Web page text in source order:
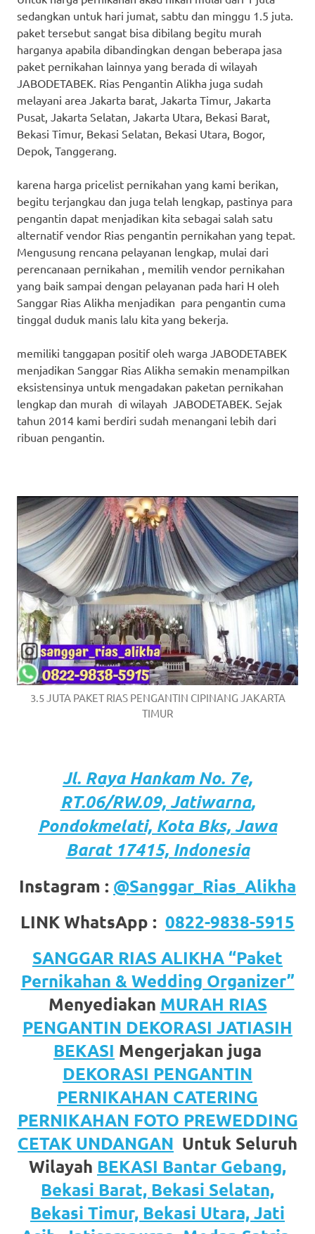
sedangkan untuk hari jumat, sabtu dan minggu 1.5 juta.
paket tersebut sangat bisa dibilang begitu murah
harganya apabila dibandingkan dengan beberapa jasa
paket pernikahan lainnya yang berada di wilayah
JABODETABEK. Rias Pengantin Alikha juga sudah
melayani area Jakarta barat, Jakarta Timur, Jakarta
Pusat, Jakarta Selatan, Jakarta Utara, Bekasi Barat,
Bekasi Timur, Bekasi Selatan, Bekasi Utara, Bogor,
Depok, Tanggerang.
karena harga pricelist pernikahan yang kami berikan,
begitu terjangkau dan juga telah lengkap, pastinya para
pengantin dapat menjadikan kita sebagai salah satu
alternatif vendor Rias pengantin pernikahan yang tepat.
Mengusung rencana pelayanan lengkap, mulai dari
perencanaan pernikahan , memilih vendor pernikahan
yang baik sampai dengan pelayanan pada hari H oleh
Sanggar Rias Alikha menjadikan para pengantin cuma
tinggal duduk manis lalu kita yang bekerja.
memiliki tanggapan positif oleh warga JABODETABEK
menjadikan Sanggar Rias Alikha semakin menampilkan
eksistensinya untuk mengadakan paketan pernikahan
lengkap dan murah di wilayah JABODETABEK. Sejak
tahun 2014 kami berdiri sudah menangani lebih dari
ribuan pengantin.
3.5 JUTA PAKET RIAS PENGANTIN CIPINANG JAKARTA
TIMUR
Jl. Raya HankamNo. 7e,
RT.06/RW.09, Jatiwarna,
Pondokmelati, KotaBks, Jawa
Barat 17415, Indonesia
Instagram : @Sanggar_Rias_Alikha
LINK WhatsApp : 0822-9838-5915
SANGGAR RIAS ALIKHA “Paket
Pernikahan & Wedding Organizer”
Menyediakan MURAH RIAS
PENGANTIN DEKORASI JATIASIH
BEKASI Mengerjakan juga
DEKORASI PENGANTIN
PERNIKAHAN CATERING
PERNIKAHAN FOTO PREWEDDING
CETAK UNDANGAN Untuk Seluruh
Wilayah BEKASI Bantar Gebang,
Bekasi Barat, Bekasi Selatan,
Bekasi Timur, Bekasi Utara, Jati